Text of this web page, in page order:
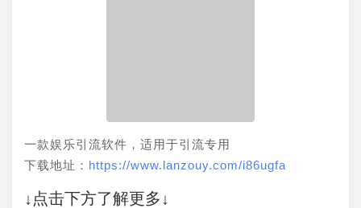
一款娱乐引流软件，适用于引流专用
下载地址： https://www.lanzouy.com/i86ugfa
↓点击下方了解更多↓